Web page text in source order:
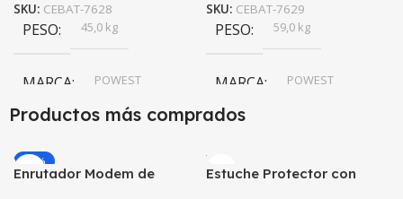
SKU: CEBAT-7628
PESO 45,0 kg
MARCA POWEST
SKU: CEBAT-7629
PESO 59,0 kg
MARCA POWEST
Productos más comprados
-20%
Enrutador Modem de
Estuche Protector con